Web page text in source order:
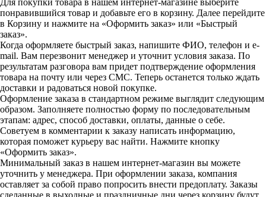
Для покупки товара в нашем интернет-магазине выберите
понравившийся товар и добавьте его в корзину. Далее перейдите
в Корзину и нажмите на «Оформить заказ» или «Быстрый
заказ».
Когда оформляете быстрый заказ, напишите ФИО, телефон и e-
mail. Вам перезвонит менеджер и уточнит условия заказа. По
результатам разговора вам придет подтверждение оформления
товара на почту или через СМС. Теперь останется только ждать
доставки и радоваться новой покупке.
Оформление заказа в стандартном режиме выглядит следующим
образом. Заполняете полностью форму по последовательным
этапам: адрес, способ доставки, оплаты, данные о себе.
Советуем в комментарии к заказу написать информацию,
которая поможет курьеру вас найти. Нажмите кнопку
«Оформить заказ».
Минимальный заказ в нашем интернет-магазин вы можете
уточнить у менеджера. При оформлении заказа, компания
оставляет за собой право попросить внести предоплату. Заказы
сделанные в выходные и праздничные дни через корзину будут